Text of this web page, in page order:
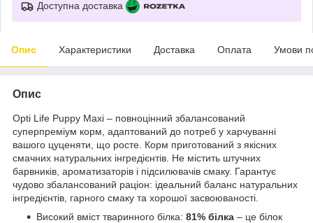
Доступна доставка
Опис Характеристики Доставка Оплата Умови
Опис
Opti Life Puppy Maxi – повноцінний збалансований
суперпреміум корм, адаптований до потреб у харчуванні
вашого цуценяти, що росте. Корм приготований з якісних
смачних натуральних інгредієнтів. Не містить штучних
барвників, ароматизаторів і підсилювачів смаку. Гарантує
чудово збалансований раціон: ідеальний баланс натуральних
інгредієнтів, гарного смаку та хорошої засвоюваності.
Високий вміст тваринного білка: 81% білка – це білок